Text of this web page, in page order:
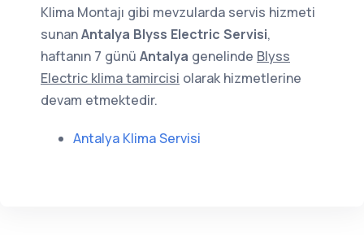
Klima Montajı gibi mevzularda servis hizmeti
sunanAntalya Blyss Electric Servisi,
haftanın 7 günü Antalya genelinde Blyss
Electric klima tamircisi olarak hizmetlerine
devam etmektedir.
Antalya Klima Servisi